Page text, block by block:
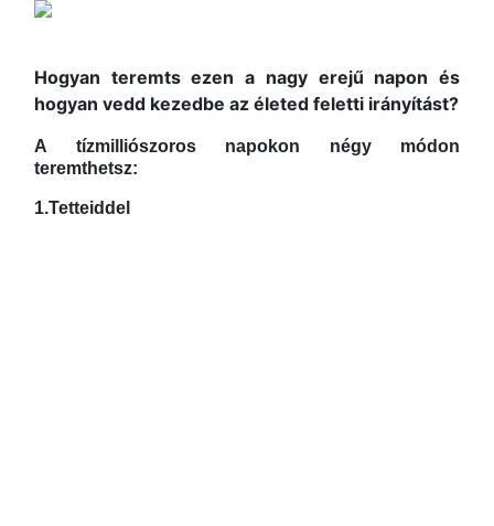
Hogyan teremts ezen a nagy erejű napon és
hogyan vedd kezedbe az életed feletti irányítást?
A tízmilliószoros napokon négy módon
teremthetsz:
1.Tetteiddel